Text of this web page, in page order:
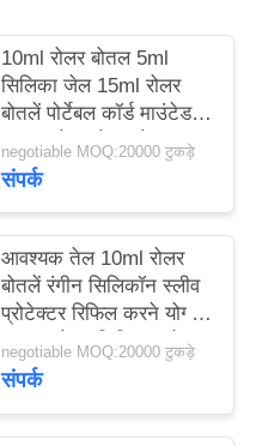
10ml रोलर बोतल 5ml
सिलिका जेल 15ml रोलर
बोतलें पोर्टेबल कॉर्ड माउंटेड
पुन: प्रयोज्य रोलर बोतल
सुरक्षात्मक सिलिकॉन कवर
negotiable MOQ:20000 टुकड़े
संपर्क
आवश्यक तेल 10ml रोलर
बोतलें रंगीन सिलिकॉन स्लीव
प्रोटेक्टर रिफिल करने योग्य
परफ्यूम रोलर सिलिकॉन केस
negotiable MOQ:20000 टुकड़े
संपर्क